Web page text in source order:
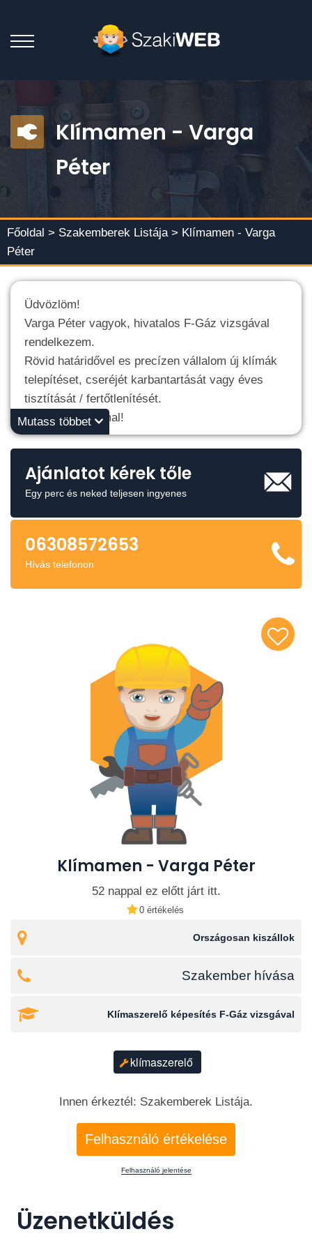
Klímamen - Varga
Péter
Főoldal > Szakemberek Listája > Klímamen - Varga
Péter
Üdvözlöm!
Varga Péter vagyok, hivatalos F-Gáz vizsgával
rendelkezem.
Rövid határidővel es precízen vállalom új klímák
telepítéset, cseréjét karbantartását vagy éves
tisztítását / fertőtlenítését.
Hívjon bizalommal!
Mutass többet
Ajánlatot kérek tőle
Egy perc és neked teljesen ingyenes
06308572653
Hívás telefonon
Klímamen - Varga Péter
52 nappal ez előtt járt itt.
0 értékelés
Országosan kiszállok
Szakember hívása
Klímaszerelő képesítés F-Gáz vizsgával
klímaszerelő
Innen érkeztél: Szakemberek Listája.
Felhasználó értékelése
Felhasználó jelentése
Üzenetküldés